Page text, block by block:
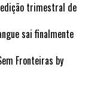
trimestral de
sai finalmente
Fronteiras by